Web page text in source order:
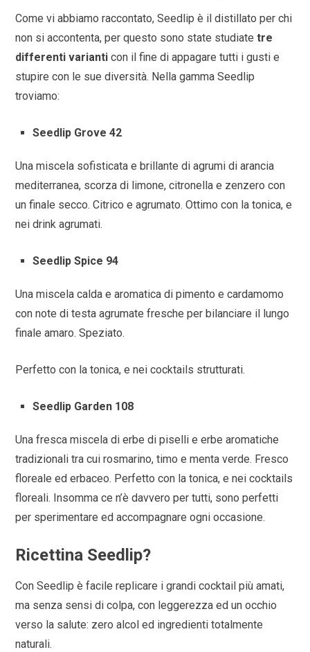
Come vi abbiamo raccontato, Seedlip è il distillato per chi
non si accontenta, per questo sono state studiatetre
differenti varianti con il fine di appagare tutti i gusti e
stupire con le sue diversità. Nella gamma Seedlip
troviamo:
Seedlip Grove 42
Una miscela sofisticata e brillante di agrumi di arancia
mediterranea, scorza di limone, citronella e zenzero con
un finale secco. Citrico e agrumato. Ottimo con la tonica, e
nei drink agrumati.
Seedlip Spice 94
Una miscela calda e aromatica di pimento e cardamomo
con note di testa agrumate fresche per bilanciare il lungo
finale amaro. Speziato.
Perfetto con la tonica, e nei cocktails strutturati.
Seedlip Garden 108
Una fresca miscela di erbe di piselli e erbe aromatiche
tradizionali tra cui rosmarino, timo e menta verde. Fresco
floreale ed erbaceo. Perfetto con la tonica, e nei cocktails
floreali. Insomma ce n’è davvero per tutti, sono perfetti
per sperimentare ed accompagnare ogni occasione.
Ricettina Seedlip?
Con Seedlip è facile replicare i grandi cocktail più amati,
ma senza sensi di colpa, con leggerezza ed un occhio
verso la salute: zero alcol ed ingredienti totalmente
naturali.